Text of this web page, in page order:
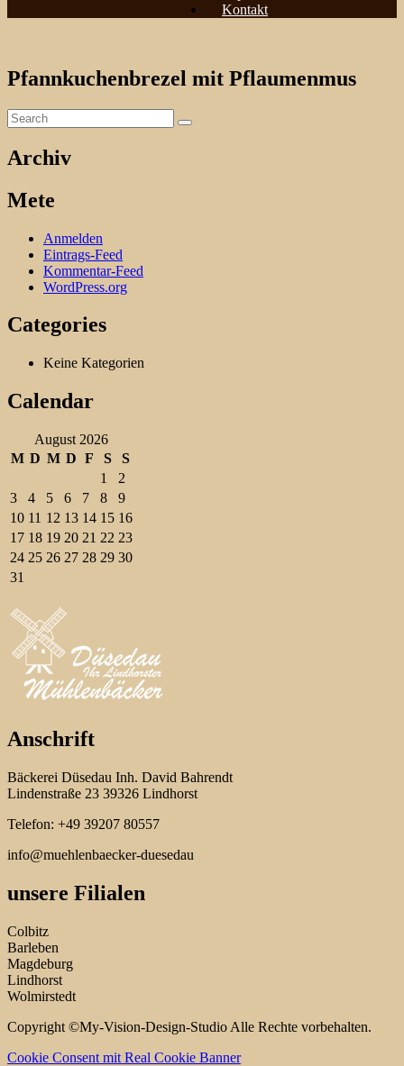
Kontakt
Pfannkuchenbrezel mit Pflaumenmus
Archiv
Mete
Anmelden
Eintrags-Feed
Kommentar-Feed
WordPress.org
Categories
Keine Kategorien
Calendar
August 2026
M D M D F S
S
1
2
3
4 5 6 7 8
9
10 11 12 13 14 15 16
17 18 19 20 21 22 23
24 25 26 27 28 29 30
31
Anschrift
Bäckerei Düsedau Inh. David Bahrendt
Lindenstraße 23 39326 Lindhorst
Telefon: +49 39207 80557
info@muehlenbaecker-duesedau
unsere Filialen
Colbitz
Barleben
Magdeburg
Lindhorst
Wolmirstedt
Copyright ©My-Vision-Design-Studio Alle Rechte vorbehalten.
Cookie Consent mit Real Cookie Banner